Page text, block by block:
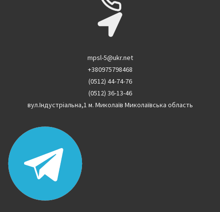
mpsl-5@ukr.net
+380975798468
(0512) 44-74-76
(0512) 36-13-46
вул.Індустріальна,1 м. Миколаїв Миколаївська область